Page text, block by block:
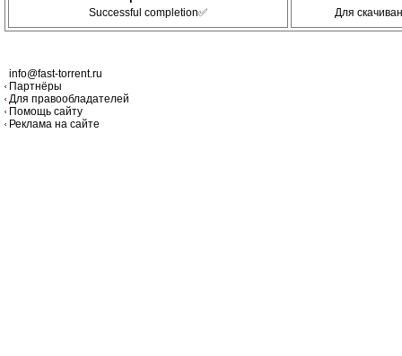
Successful completion✅ Для
info@fast-torrent.ru
Партнёры
Для правообладателей
Помощь сайту
Реклама на сайте